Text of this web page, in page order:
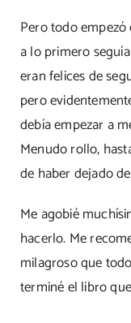
Pero todo
a lo primero
eran felices de
pero
debía empezar a
Menudo rollo,
de haber dejado
Me agobié
hacerlo. Me
milagroso que
terminé el libro